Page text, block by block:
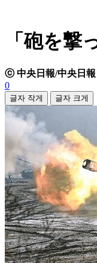
「砲を
ⓒ 中央日報/中央日報
0
글자 작게 글자 크게